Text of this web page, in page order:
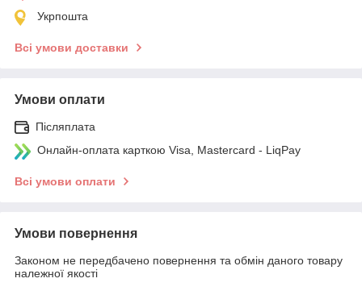
Укрпошта
Всі умови доставки
Умови оплати
Післяплата
Онлайн-оплата карткою Visa, Mastercard - LiqPay
Всі умови оплати
Умови повернення
Законом не передбачено повернення та обмін даного товару
належної якості